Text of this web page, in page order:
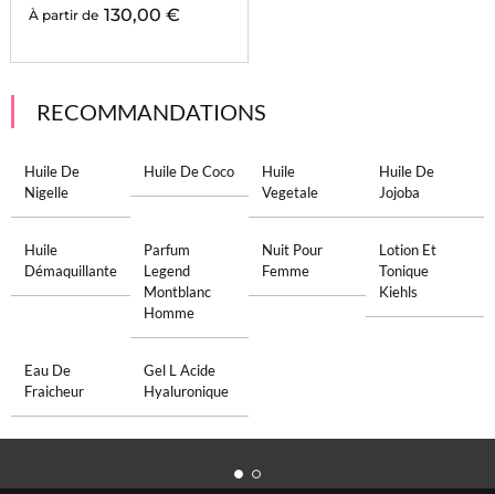
À partir de 130,00 €
RECOMMANDATIONS
Huile De
Nigelle
Huile De Coco
Huile
Vegetale
Huile De
Jojoba
Huile
Démaquillante
Parfum
Legend
Montblanc
Homme
Nuit Pour
Femme
Lotion Et
Tonique
Kiehls
Eau De
Fraicheur
Gel L Acide
Hyaluronique